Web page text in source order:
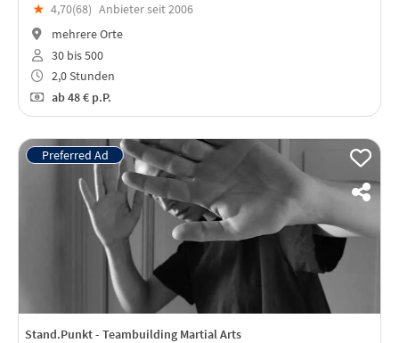
★ 4,70(68) Anbieter seit 2006
mehrere Orte
30 bis 500
2,0 Stunden
ab48 € p.P.
Stand.Punkt - Teambuilding Martial Arts